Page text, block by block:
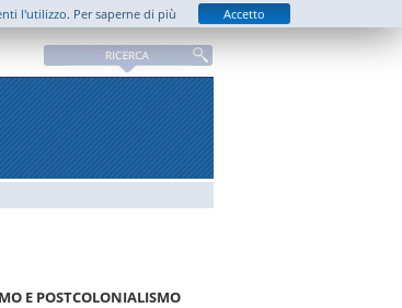
E POSTCOLONIALISMO
l'utilizzo. Per saperne di più Accetto